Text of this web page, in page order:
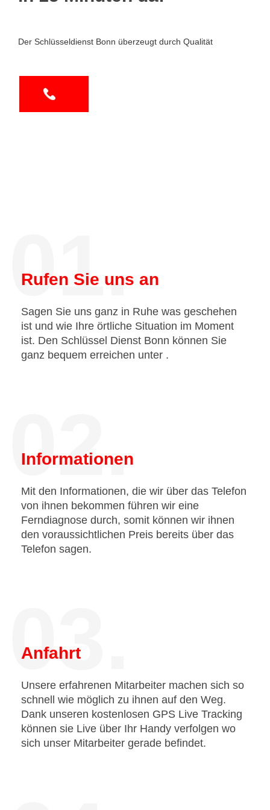
Der Schlüsseldienst Bonn überzeugt durch Qualität
01.
Rufen Sie uns an
Sagen Sie uns ganz in Ruhe was geschehen
ist und wie Ihre örtliche Situation im Moment
ist. Den Schlüssel Dienst Bonn können Sie
ganz bequem erreichen unter .
02.
Informationen
Mit den Informationen, die wir über das Telefon
von ihnen bekommen führen wir eine
Ferndiagnose durch, somit können wir ihnen
den voraussichtlichen Preis bereits über das
Telefon sagen.
03.
Anfahrt
Unsere erfahrenen Mitarbeiter machen sich so
schnell wie möglich zu ihnen auf den Weg.
Dank unseren kostenlosen GPS Live Tracking
können sie Live über Ihr Handy verfolgen wo
sich unser Mitarbeiter gerade befindet.